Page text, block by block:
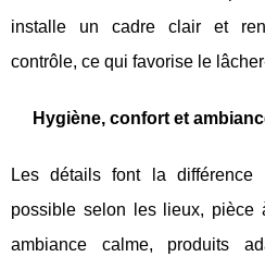
installe un cadre clair et
contrôle, ce qui favorise le
Hygiène, confort et
Les détails font la différence
possible selon les lieux, pièce
ambiance calme, produits